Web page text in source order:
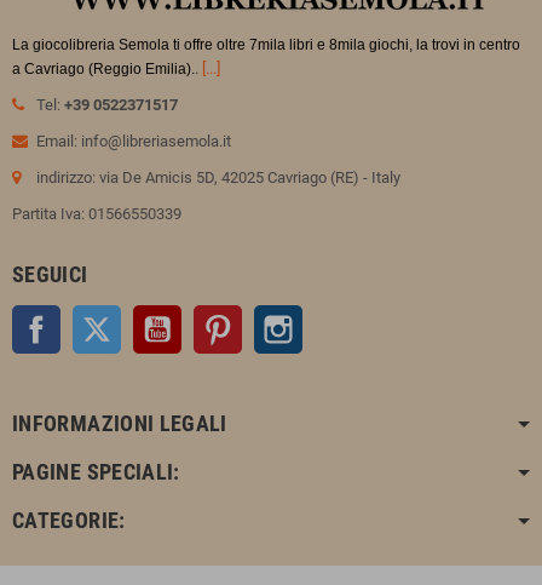
La giocolibreria Semola ti offre oltre 7mila libri e 8mila giochi, la trovi in centro
a Cavriago (Reggio Emilia).. [...]
Tel: +39 0522371517
Email: info@libreriasemola.it
indirizzo: via De Amicis 5D, 42025 Cavriago (RE) - Italy
Partita Iva: 01566550339
SEGUICI
Facebook Twitter YouTube Pinterest
INFORMAZIONI LEGALI
PAGINE SPECIALI:
CATEGORIE: